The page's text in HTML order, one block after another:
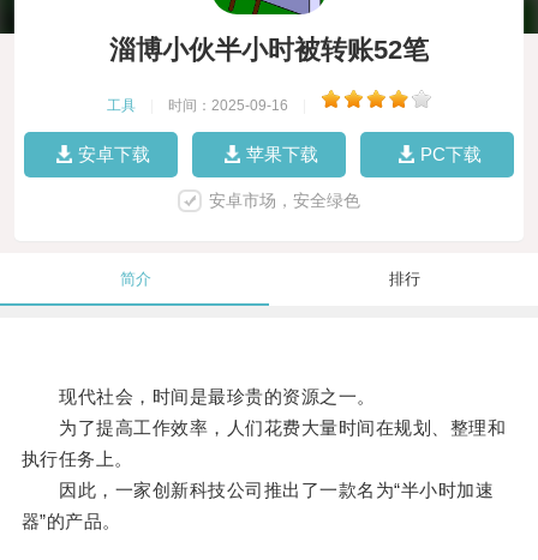
淄博小伙半小时被转账52笔
工具 时间：2025-09-16
安卓下载 苹果下载 PC下载
安卓市场，安全绿色
简介 排行
现代社会，时间是最珍贵的资源之一。
为了提高工作效率，人们花费大量时间在规划、整理和
执行任务上。
因此，一家创新科技公司推出了一款名为“半小时加速
器”的产品。